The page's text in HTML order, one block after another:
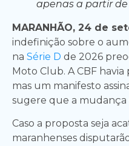
apenas a partir de
MARANHÃO, 24 de
indefinição sobre o
na Série D de 2026
Moto Club. A CBF
mas um manifesto
sugere que a mudança
Caso a proposta seja
maranhenses